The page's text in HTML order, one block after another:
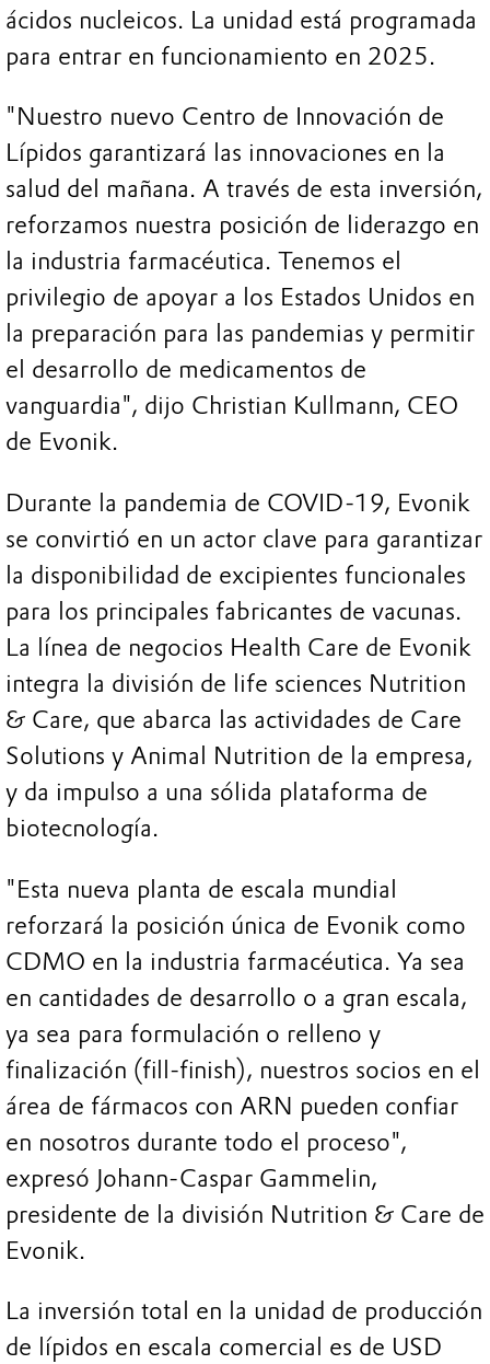
ácidos nucleicos. La unidad está programada
para entrar en funcionamiento en 2025.
"Nuestro nuevo Centro de Innovación de
Lípidos garantizará las innovaciones en la
salud del mañana. A través de esta inversión,
reforzamos nuestra posición de liderazgo en
la industria farmacéutica. Tenemos el
privilegio de apoyar a los Estados Unidos en
la preparación para las pandemias y permitir
el desarrollo de medicamentos de
vanguardia", dijo Christian Kullmann, CEO
de Evonik.
Durante la pandemia de COVID-19, Evonik
se convirtió en un actor clave para garantizar
la disponibilidad de excipientes funcionales
para los principales fabricantes de vacunas.
La línea de negocios Health Care de Evonik
integra la división de life sciences Nutrition
& Care, que abarca las actividades de Care
Solutions y Animal Nutrition de la empresa,
y da impulso a una sólida plataforma de
biotecnología.
"Esta nueva planta de escala mundial
reforzará la posición única de Evonik como
CDMO en la industria farmacéutica. Ya sea
en cantidades de desarrollo o a gran escala,
ya sea para formulación o relleno y
finalización (fill-finish), nuestros socios en el
área de fármacos con ARN pueden confiar
en nosotros durante todo el proceso",
expresó Johann-Caspar Gammelin,
presidente de la división Nutrition & Care de
Evonik.
La inversión total en la unidad de producción
de lípidos en escala comercial es de USD